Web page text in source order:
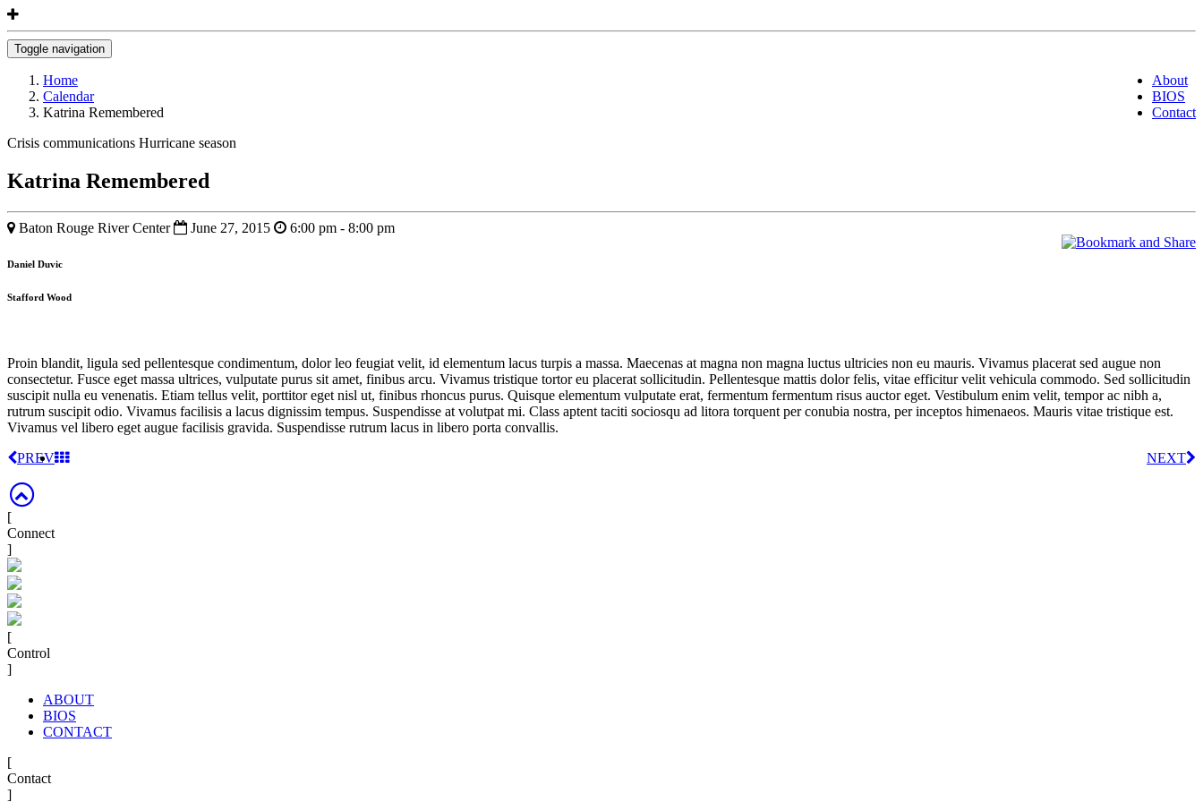
Toggle navigation
About
BIOS
Contact
Home
Calendar
Katrina Remembered
Crisis communications Hurricane season
Katrina Remembered
Baton Rouge River Center June 27, 2015 6:00 pm - 8:00 pm
Daniel Duvic
Stafford Wood
Proin blandit, ligula sed pellentesque condimentum, dolor leo feugiat velit, id elementum lacus turpis a massa. Maecenas at magna non magna luctus ultricies non eu mauris. Vivamus placerat sed augue non
consectetur. Fusce eget massa ultrices, vulputate purus sit amet, finibus arcu. Vivamus tristique tortor eu placerat sollicitudin. Pellentesque mattis dolor felis, vitae efficitur velit vehicula commodo. Sed sollicitudin
suscipit nulla eu venenatis. Etiam tellus velit, porttitor eget nisl ut, finibus rhoncus purus. Quisque elementum vulputate erat, fermentum fermentum risus auctor eget. Vestibulum enim velit, tempor ac nibh a,
rutrum suscipit odio. Vivamus facilisis a lacus dignissim tempus. Suspendisse at volutpat mi. Class aptent taciti sociosqu ad litora torquent per conubia nostra, per inceptos himenaeos. Mauris vitae tristique est.
Vivamus vel libero eget augue facilisis gravida. Suspendisse rutrum lacus in libero porta convallis.
PREV
NEXT
[
Connect
]
[
Control
]
ABOUT
BIOS
CONTACT
[
Contact
]